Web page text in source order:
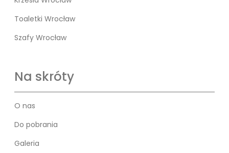
Toaletki Wrocław
Szafy Wrocław
Na skróty
O nas
Do pobrania
Galeria